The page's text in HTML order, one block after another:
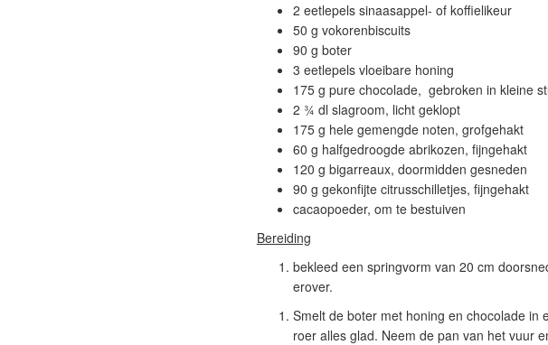
2 eetlepels sinaasappel- of koffielikeur
50 g vokorenbiscuits
90 g boter
3 eetlepels vloeibare honing
175 g pure chocolade, gebroken in kleine
2 ¾ dl slagroom, licht geklopt
175 g hele gemengde noten, grofgehakt
60 g halfgedroogde abrikozen, fijngehakt
120 g bigarreaux, doormidden gesneden
90 g gekonfijte citrusschilletjes, fijngehakt
cacaopoeder, om te bestuiven
Bereiding
bekleed een springvorm van 20 cm
erover.
Smelt de boter met honing en chocolade in
roer alles glad. Neem de pan van het vuur